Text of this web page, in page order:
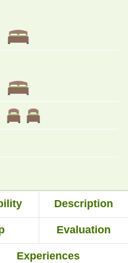
Description
Evaluation
Experiences